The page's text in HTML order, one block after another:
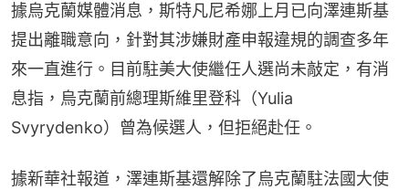
據烏克蘭媒體消息，斯特凡尼希娜上月已向澤連斯基
提出離職意向，針對其涉嫌財產申報違規的調查多年
來一直進行。目前駐美大使繼任人選尚未敲定，有消
息指，烏克蘭前總理斯維里登科（Yulia
Svyrydenko）曾為候選人，但拒絕赴任。
據新華社報道，澤連斯基還解除了烏克蘭駐法國大使